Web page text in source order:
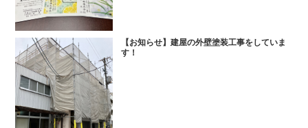
【お知らせ】建屋の外壁塗装工事をしていま
す！